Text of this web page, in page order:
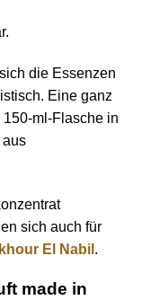
die Essenzen
Eine ganz
ml-Flasche in
aus
sich auch für
El Nabil .
made in